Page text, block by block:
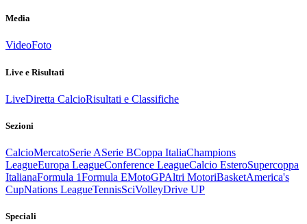
Media
VideoFoto
Live e Risultati
LiveDiretta CalcioRisultati e Classifiche
Sezioni
CalcioMercatoSerie ASerie BCoppa ItaliaChampions
LeagueEuropa LeagueConference LeagueCalcio EsteroSupercoppa
ItalianaFormula 1Formula EMotoGPAltri MotoriBasketAmerica's
CupNations LeagueTennisSciVolleyDrive UP
Speciali